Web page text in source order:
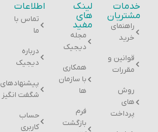
خدمات
مشتریان
راهنمای
خرید
قوانین و
مقررات
روش
های
پرداخت
لینک
های
مفید
مجله
دیجیک
همکاری
با سازمان
ها
فرم
بازگشت
اطلاعات
تماس با
ما
درباره
دیجیک
پیشنهادهای
شگفت انگیز
حساب
کاربری